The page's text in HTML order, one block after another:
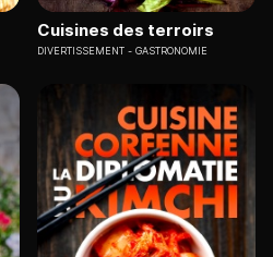
Cuisines des terroirs
DIVERTISSEMENT GASTRONOMIE